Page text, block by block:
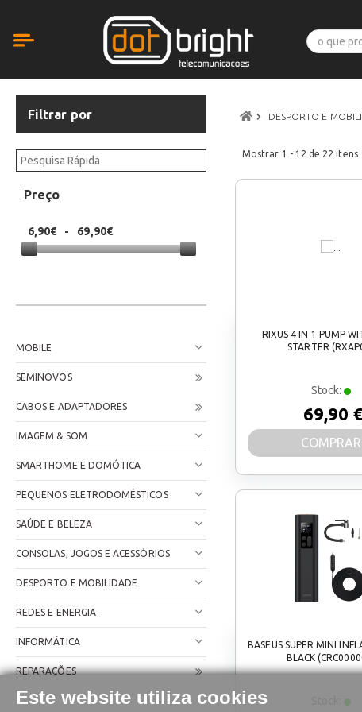
Este website utiliza cookies
Filtrar por
Preço
6,90€ - 69,90€
MOBILE
SEMINOVOS
CABOS E ADAPTADORES
IMAGEM & SOM
SMARTHOME E DOMÓTICA
PEQUENOS ELETRODOMÉSTICOS
SAÚDE E BELEZA
CONSOLAS, JOGOS E ACESSÓRIOS
DESPORTO E MOBILIDADE
REDES E ENERGIA
INFORMÁTICA
REPARAÇÕES
DESPORTO E
Mostrar 1 - 12 de 22 itens
RIXUS 4 IN 1 PUMP
STARTER
Stock:
69,90 €
COMPRAR
BASEUS SUPER MINI
BLACK
Stock: